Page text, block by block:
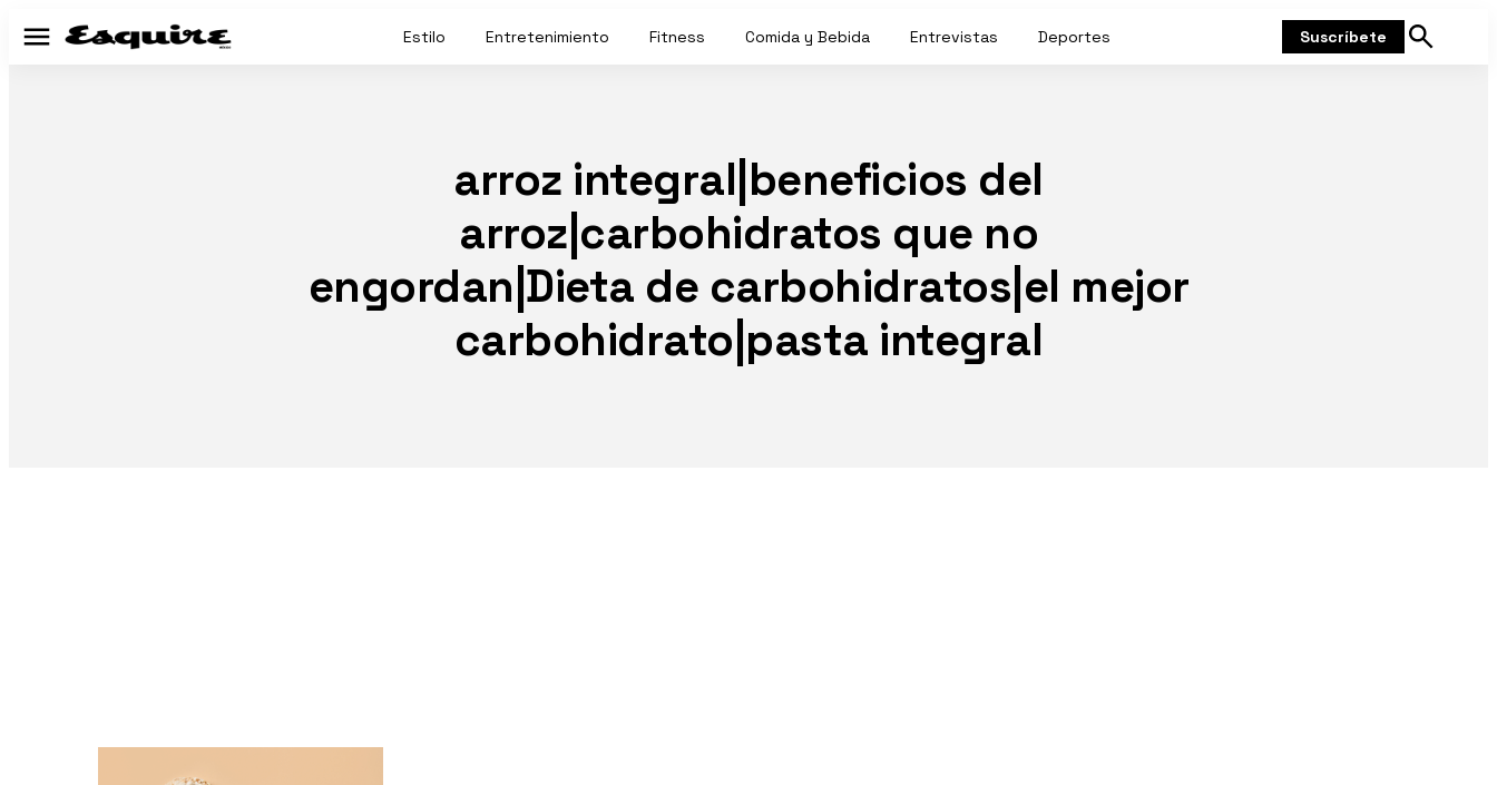
Menú Estilo Entretenimiento Fitness Comida y Bebida Entrevistas Deportes Suscríbete
Mostrar
arroz integral|beneficios del
arroz|carbohidratos que no
engordan|Dieta de carbohidratos|el mejor
carbohidrato|pasta integral